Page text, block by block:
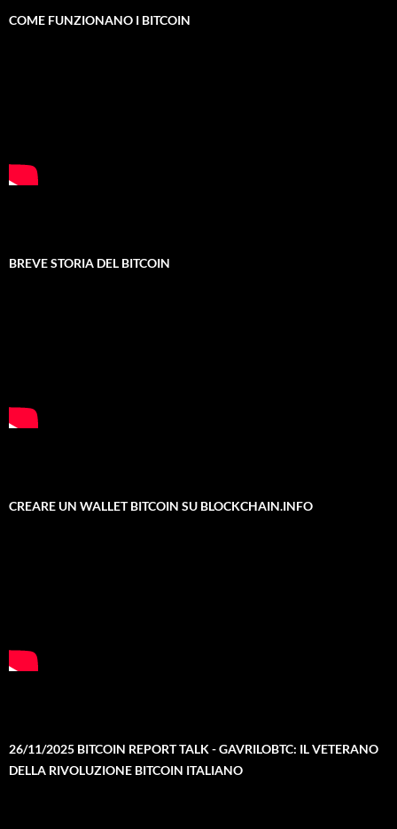
COME FUNZIONANO I BITCOIN
BREVE STORIA DEL BITCOIN
CREARE UN WALLET BITCOIN SU BLOCKCHAIN.INFO
26/11/2025 BITCOIN REPORT TALK - GAVRILOBTC: IL VETERANO
DELLA RIVOLUZIONE BITCOIN ITALIANO